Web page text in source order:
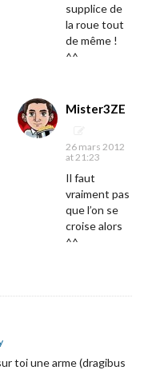
supplice de
la roue tout
de même !
^^
Mister3ZE
26 mars 2012
at 21:23
Il faut
vraiment pas
que l’on se
croise alors
^^
toi une arme (dragibus